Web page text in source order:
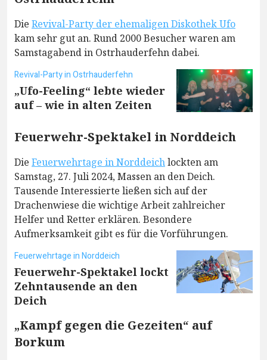
Die Revival-Party der ehemaligen Diskothek Ufo
kam sehr gut an. Rund 2000 Besucher waren am
Samstagabend in Ostrhauderfehn dabei.
Revival-Party in Ostrhauderfehn
„Ufo-Feeling“ lebte wieder
auf – wie in alten Zeiten
Feuerwehr-Spektakel in Norddeich
Die Feuerwehrtage in Norddeichlockten am
Samstag, 27. Juli 2024, Massen an den Deich.
Tausende Interessierte ließen sich auf der
Drachenwiese die wichtige Arbeit zahlreicher
Helfer und Retter erklären. Besondere
Aufmerksamkeit gibt es für die Vorführungen.
Feuerwehrtage in Norddeich
Feuerwehr-Spektakel lockt
Zehntausende an den
Deich
„Kampf gegen die Gezeiten“ auf
Borkum